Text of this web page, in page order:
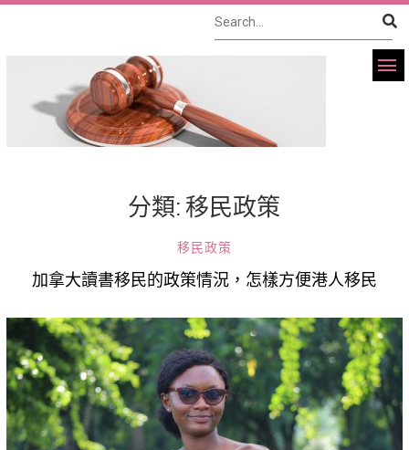
分類:移民政策
移民政策
加拿大讀書移民的政策情況，怎樣方便港人移民